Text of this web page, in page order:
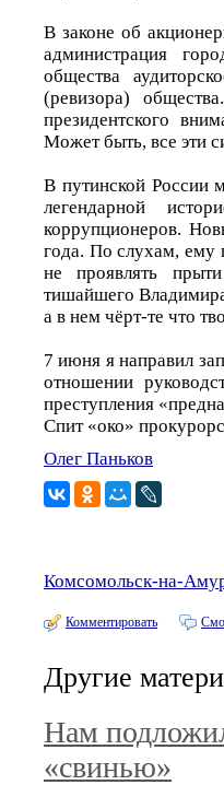
В законе об
администрация
общества
(ревизора)
президентского
Может быть, все эти
В путинской России
легендарной
коррупционеров.
года. По слухам, ему
не проявлять
тишайшего
а в нем чёрт-те что
7 июня я направил
отношении
преступления
Спит «око»
Олег Паньков
Комсомольск-на-
Комментировать
Другие
Нам
«свинью»